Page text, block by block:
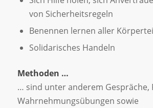
von Sicherheitsregeln
Benennen lernen aller
Solidarisches Handeln
Methoden …
… sind unter anderem Gespräche,
Wahrnehmungsübungen sowie